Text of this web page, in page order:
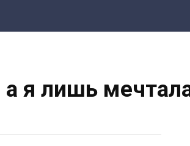
я лишь